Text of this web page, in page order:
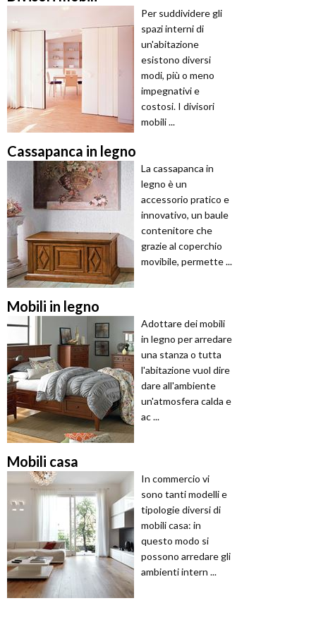
Per suddividere gli
spazi interni di
un'abitazione
esistono diversi
modi, più o meno
impegnativi e
costosi. I divisori
mobili ...
Cassapanca in legno
La cassapanca in
legno è un
accessorio pratico e
innovativo, un baule
contenitore che
grazie al coperchio
movibile, permette ...
Mobili in legno
Adottare dei mobili
in legno per arredare
una stanza o tutta
l'abitazione vuol dire
dare all'ambiente
un'atmosfera calda e
ac ...
Mobili casa
In commercio vi
sono tanti modelli e
tipologie diversi di
mobili casa: in
questo modo si
possono arredare gli
ambienti intern ...